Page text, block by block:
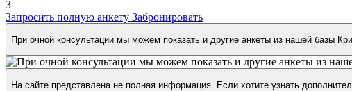
3
Запросить полную анкету Забронировать
При очной консультации мы можем показать и другие анкеты из нашей базы
На сайте представлена не полная информация. Если хотите узнать